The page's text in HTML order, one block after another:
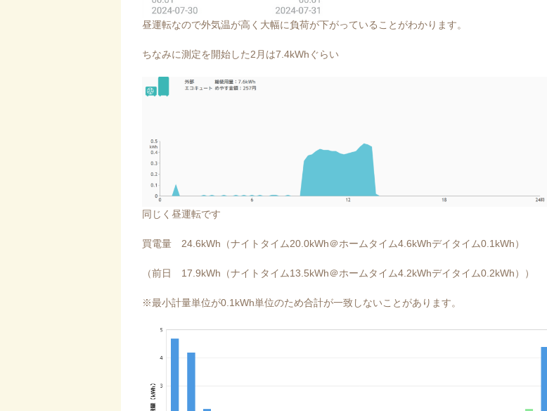
昼運転なので外気温が高く大幅に負荷が下がっていることがわかります。
ちなみに測定を開始した2月は7.4kWhぐらい
同じく昼運転です
買電量 24.6kWh（ナイトタイム20.0kWh＠ホームタイム4.6kWhデイタイム0.1kWh）
（前日 17.9kWh（ナイトタイム13.5kWh＠ホームタイム4.2kWhデイタイム0.2kWh））
※最小計量単位が0.1kWh単位のため合計が一致しないことがあります。